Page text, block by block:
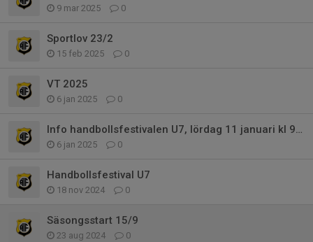
9 mar 2025 0
Sportlov 23/2
15 feb 2025 0
VT 2025
6 jan 2025 0
Info handbollsfestivalen U7, lördag 11 januari kl 9-12
6 jan 2025 0
Handbollsfestival U7
18 nov 2024 0
Säsongsstart 15/9
23 aug 2024 0